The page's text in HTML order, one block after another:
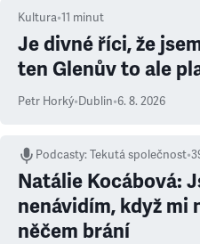
Kultura•11 minut
Je divné říci, že
ten Glenův to ale
Petr Horký•Dublin•6. 8. 2026
Podcasty:Tekutá společnost•
Natálie Kocábová:
nenávidím, když mi
něčem brání